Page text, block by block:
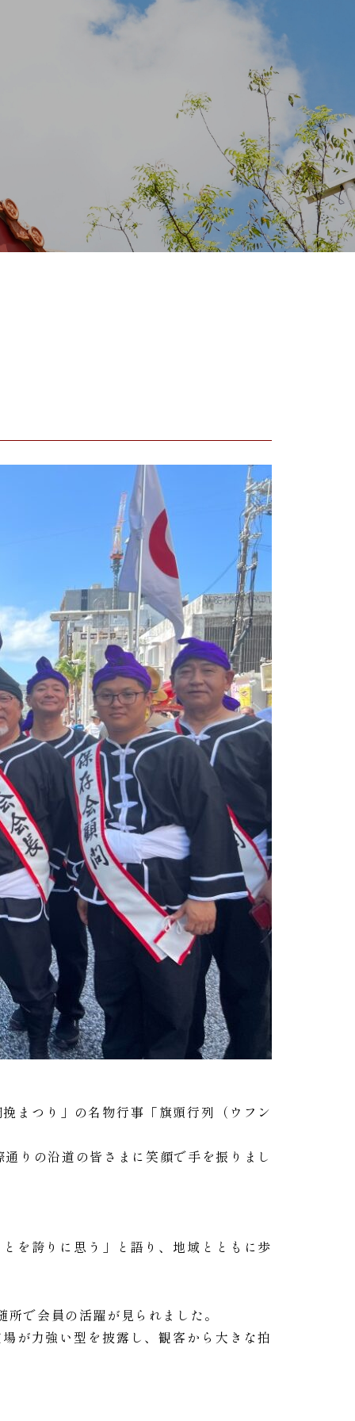
まつり」の名物行事「旗頭行列（ウフン
りの沿道の皆さまに笑顔で手を振りまし
を誇りに思う」と語り、地域とともに歩
で会員の活躍が見られました。
が力強い型を披露し、観客から大きな拍